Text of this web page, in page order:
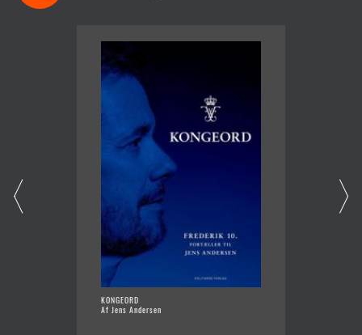
KONGEORD
Af Jens Andersen